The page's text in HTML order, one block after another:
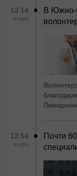
13:14
вчера
В Южно-
12:54
вчера
Почти